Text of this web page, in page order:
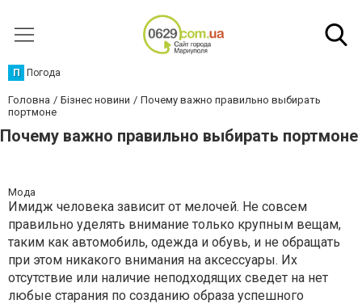
П Погода
Головна Бізнес новини
Почему важно правильно выбирать
портмоне
Почему важно правильно выбирать портмоне
Мода
Имидж человека зависит от мелочей. Не совсем
правильно уделять внимание только крупным вещам,
таким как автомобиль, одежда и обувь, и не обращать
при этом никакого внимания на аксессуары. Их
отсутствие или наличие неподходящих сведет на нет
любые старания по созданию образа успешного